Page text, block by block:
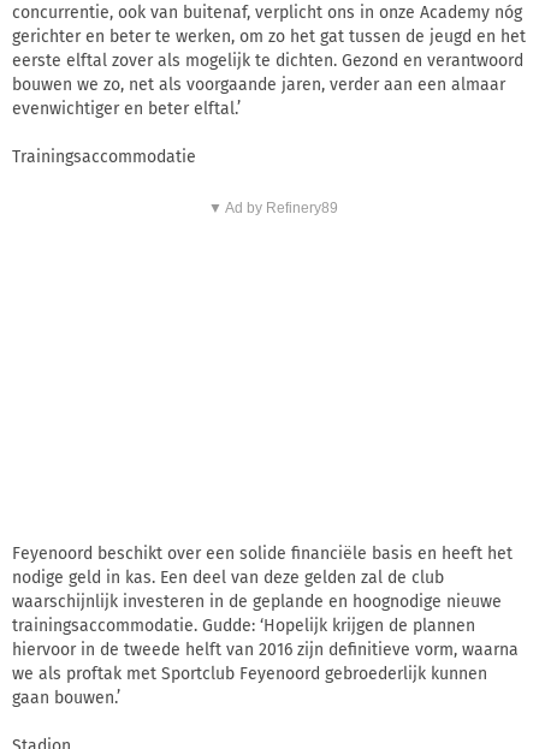
concurrentie, ook van buitenaf, verplicht ons in onze Academy nóg
gerichter en beter te werken, om zo het gat tussen de jeugd en het
eerste elftal zover als mogelijk te dichten. Gezond en verantwoord
bouwen we zo, net als voorgaande jaren, verder aan een almaar
evenwichtiger en beter elftal.’
Trainingsaccommodatie
▼ Ad by Refinery89
Feyenoord beschikt over een solide financiële basis en heeft het
nodige geld in kas. Een deel van deze gelden zal de club
waarschijnlijk investeren in de geplande en hoognodige nieuwe
trainingsaccommodatie. Gudde: ‘Hopelijk krijgen de plannen
hiervoor in de tweede helft van 2016 zijn definitieve vorm, waarna
we als proftak met Sportclub Feyenoord gebroederlijk kunnen
gaan bouwen.’